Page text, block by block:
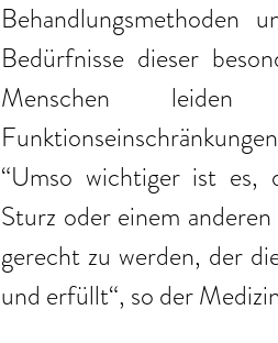
Behandlungsmethoden
Bedürfnisse dieser
Menschen leiden
“Umso wichtiger ist es,
Sturz oder einem
gerecht zu werden, der
und erfüllt“, so der